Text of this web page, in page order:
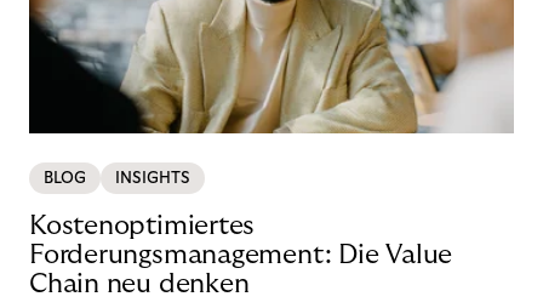
BLOG INSIGHTS
Kostenoptimiertes
Forderungsmanagement: Die Value
Chain neu denken